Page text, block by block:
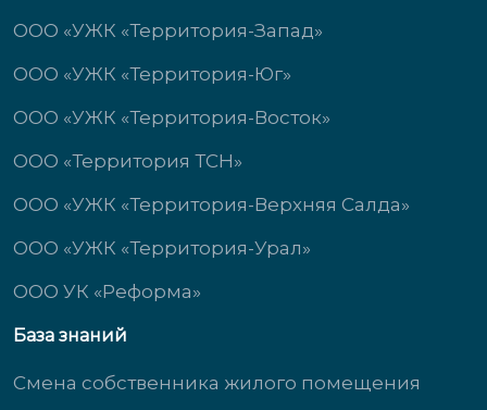
ООО «УЖК «Территория-Запад»
ООО «УЖК «Территория-Юг»
ООО «УЖК «Территория-Восток»
ООО «Территория ТСН»
ООО «УЖК «Территория-Верхняя Салда»
ООО «УЖК «Территория-Урал»
ООО УК «Реформа»
База знаний
Смена собственника жилого помещения